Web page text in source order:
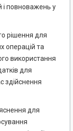
і повноважень у
рішення для
операцій та
використання
для
здійснення
для